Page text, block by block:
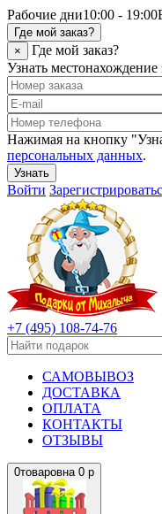
Рабочие дни10:00 - 19:00
Где мой заказ?
×
Где мой заказ?
Узнать местонахождение
Нажимая на кнопку
персональных данных.
Узнать
Войти
+7 (495) 108-74-76
САМОВЫВОЗ
ДОСТАВКА
ОПЛАТА
КОНТАКТЫ
ОТЗЫВЫ
0товаровна 0 р